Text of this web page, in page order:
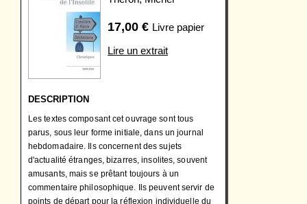
17,00 € Livre papier
Lire un extrait
DESCRIPTION
Les textes composant cet ouvrage sont tous
parus, sous leur forme initiale, dans un journal
hebdomadaire. Ils concernent des sujets
d'actualité étranges, bizarres, insolites, souvent
amusants, mais se prêtant toujours à un
commentaire philosophique. Ils peuvent servir de
points de départ pour la réflexion individuelle du